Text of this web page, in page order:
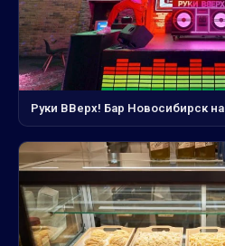
Руки ВВерх! Бар Новосибирск на